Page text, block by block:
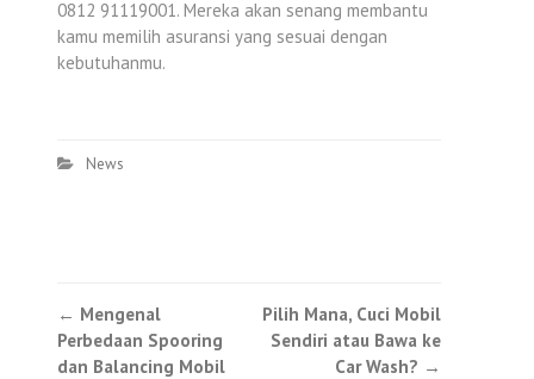
0812 91119001. Mereka akan senang membantu
kamu memilih asuransi yang sesuai dengan
kebutuhanmu.
News
Post
navigation
← Mengenal
Perbedaan Spooring
dan Balancing Mobil
Pilih Mana, Cuci Mobil
Sendiri atau Bawa ke
Car Wash? →